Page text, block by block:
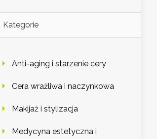
Kategorie
Anti-aging i starzenie cery
Cera wrażliwa i naczynkowa
Makijaż i stylizacja
Medycyna estetyczna i